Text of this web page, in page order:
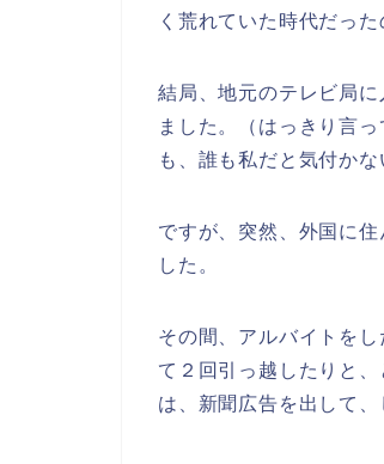
く荒れていた時代だっ
結局、地元のテレビ局
ました。（はっきり言
も、誰も私だと気付かな
ですが、突然、外国に
した。
その間、アルバイトを
て２回引っ越したりと
は、新聞広告を出して、